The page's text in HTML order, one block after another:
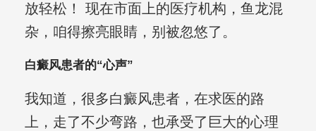
放轻松！ 现在市面上的医疗机构，鱼龙混
杂，咱得擦亮眼睛，别被忽悠了。
白癜风患者的“心声”
我知道，很多白癜风患者，在求医的路
上，走了不少弯路，也承受了巨大的心理